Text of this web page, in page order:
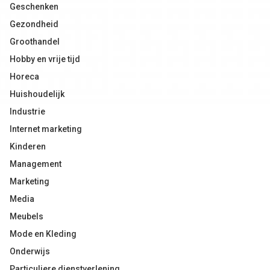
Geschenken
Gezondheid
Groothandel
Hobby en vrije tijd
Horeca
Huishoudelijk
Industrie
Internet marketing
Kinderen
Management
Marketing
Media
Meubels
Mode en Kleding
Onderwijs